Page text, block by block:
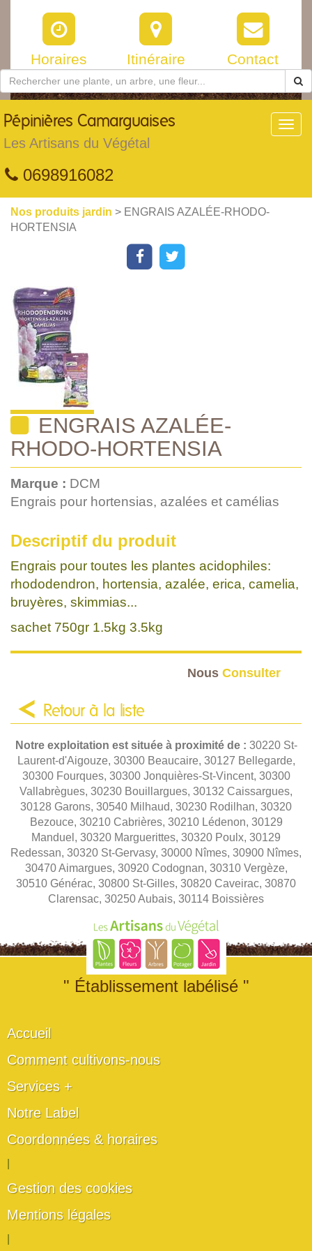
Horaires Itinéraire Contact
Pépinières Camarguaises
Les Artisans du Végétal
0698916082
Nos produits jardin > ENGRAIS AZALÉE-RHODO-
HORTENSIA
ENGRAIS AZALÉE-
RHODO-HORTENSIA
Marque : DCM
Engrais pour hortensias, azalées et camélias
Descriptif du produit
Engrais pour toutes les plantes acidophiles:
rhododendron, hortensia, azalée, erica, camelia,
bruyères, skimmias...
sachet 750gr 1.5kg 3.5kg
Nous Consulter
Retour à la liste
Notre exploitation est située à proximité de : 30220 St-
Laurent-d'Aigouze, 30300 Beaucaire, 30127 Bellegarde,
30300 Fourques, 30300 Jonquières-St-Vincent, 30300
Vallabrègues, 30230 Bouillargues, 30132 Caissargues,
30128 Garons, 30540 Milhaud, 30230 Rodilhan, 30320
Bezouce, 30210 Cabrières, 30210 Lédenon, 30129
Manduel, 30320 Marguerittes, 30320 Poulx, 30129
Redessan, 30320 St-Gervasy, 30000 Nîmes, 30900 Nîmes,
30470 Aimargues, 30920 Codognan, 30310 Vergèze,
30510 Générac, 30800 St-Gilles, 30820 Caveirac, 30870
Clarensac, 30250 Aubais, 30114 Boissières
" Établissement labélisé "
Accueil
Comment cultivons-nous
Services +
Notre Label
Coordonnées & horaires
Gestion des cookies
Mentions légales